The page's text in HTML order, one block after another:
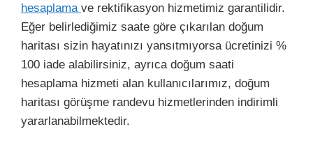
hesaplama ve rektifikasyon hizmetimiz garantilidir.
Eğer belirlediğimiz saate göre çıkarılan doğum
haritası sizin hayatınızı yansıtmıyorsa ücretinizi %
100 iade alabilirsiniz, ayrıca doğum saati
hesaplama hizmeti alan kullanıcılarımız, doğum
haritası görüşme randevu hizmetlerinden indirimli
yararlanabilmektedir.